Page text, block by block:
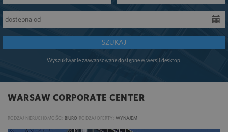
SZUKAJ
Wyszukiwanie zaawansowane dostępne w wersji desktop.
WARSAW CORPORATE CENTER
RODZAJ NIERUCHOMOŚCI: BIURO RODZAJ OFERTY: WYNAJEM